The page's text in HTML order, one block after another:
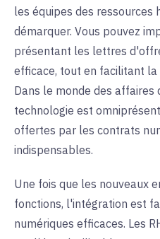
les équipes des ressources
démarquer. Vous pouvez
présentant les lettres
efficace, tout en facilitant
Dans le monde des affaires
technologie est
offertes par les contrats
indispensables.
Une fois que les nouveaux
fonctions, l'intégration est
numériques efficaces. Les